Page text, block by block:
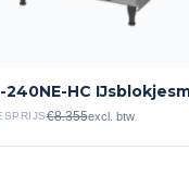
240NE-HC
€8.355excl. btw